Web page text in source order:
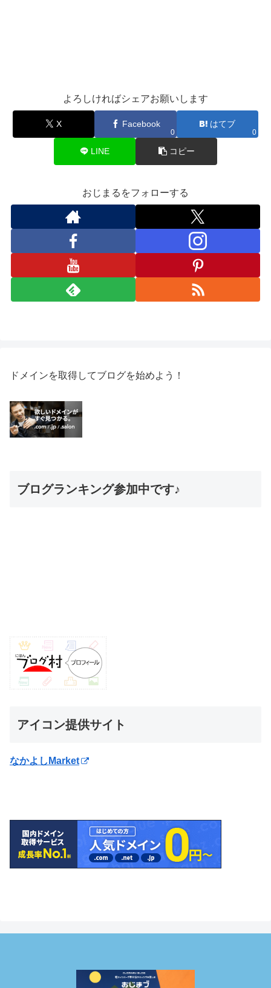
よろしければシェアお願いします
X Facebook
0
はてブ
0
LINE コピー
おじまるをフォローする
ドメインを取得してブログを始めよう！
ブログランキング参加中です♪
アイコン提供サイト
なかよしMarket